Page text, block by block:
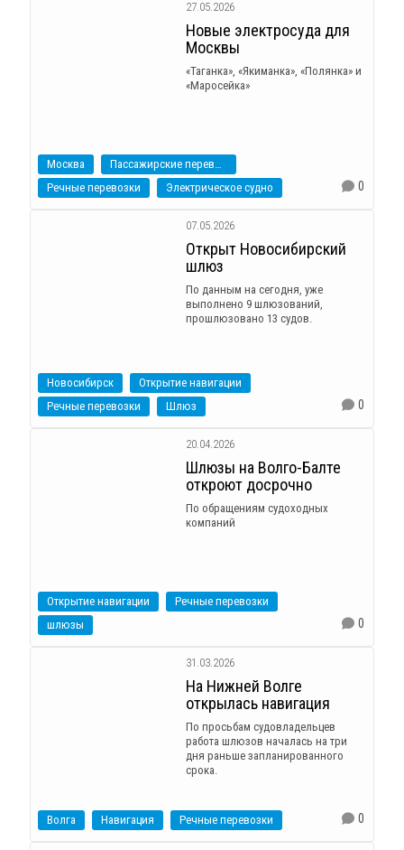
27.05.2026
Новые электросуда для
Москвы
«Таганка», «Якиманка», «Полянка» и
«Маросейка»
Москва
Речные перевозки
Электрическое судно 0
07.05.2026
Открыт Новосибирский
шлюз
По данным на сегодня, уже
выполнено 9 шлюзований,
прошлюзовано 13 судов.
Новосибирск
Открытие навигации
Речные перевозки
Шлюз 0
20.04.2026
Шлюзы на Волго-Балте
откроют досрочно
По обращениям судоходных
компаний
Открытие навигации
Речные перевозки
шлюзы
0
31.03.2026
На Нижней Волге
открылась навигация
По просьбам судовладельцев
работа шлюзов началась на три
дня раньше запланированного
срока.
Волга Навигация Речные перевозки 0